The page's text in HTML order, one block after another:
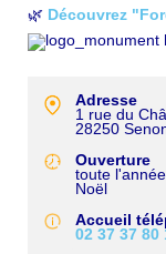
🌿 Découvrez
Adresse
1 rue du
28250
Ouverture
toute
Noël
Accueil
02 37 37 80